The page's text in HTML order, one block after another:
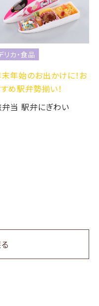
リカ・食品
年始のお出かけに！お
め駅弁勢揃い！
当 駅弁にぎわい